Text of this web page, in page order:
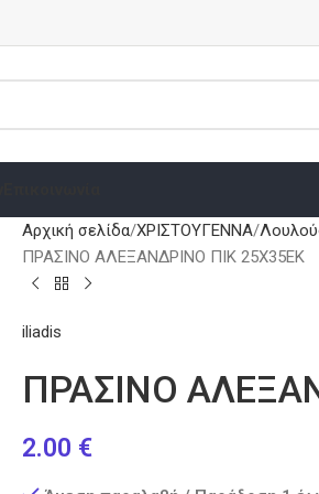
Αρχική σελίδα ΧΡΙΣΤΟΥΓΕΝΝΑ
ΠΡΑΣΙΝΟ ΑΛΕΞΑΝΔΡΙΝΟ ΠΙΚ 25Χ35ΕΚ
iliadis
ΠΡΑΣΙΝΟ
2.00 €